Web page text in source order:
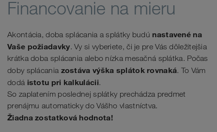
Financovanie na mieru
Akontácia, doba splácania a splátky budú nastavené na
Vaše požiadavky. Vy si vyberiete, či je pre Vás dôležitejšia
krátka doba splácania alebo nízka mesačná splátka. Počas
doby splácania zostáva výška splátok rovnaká. To Vám
dodá istotu pri kalkulácii.
So zaplatením poslednej splátky prechádza predmet
prenájmu automaticky do Vášho vlastníctva.
Žiadna zostatková hodnota!